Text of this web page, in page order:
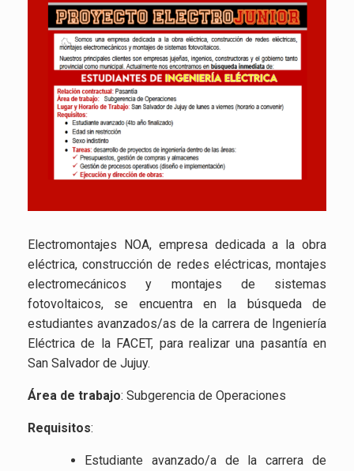
Electromontajes NOA, empresa dedicada a la obra
eléctrica, construcción de redes eléctricas, montajes
electromecánicos y montajes de sistemas
fotovoltaicos, se encuentra en la búsqueda de
estudiantes avanzados/as de la carrera de Ingeniería
Eléctrica de la FACET, para realizar una pasantía en
San Salvador de Jujuy.
Área de trabajo: Subgerencia de Operaciones
Requisitos:
Estudiante avanzado/a de la carrera de